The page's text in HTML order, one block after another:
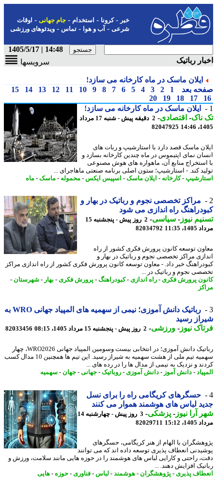
-کرونا-استخدام- جام جهانی-اوقات
شرعی-آب و هوا-تماس-ویدئوهای ورزشی
14:48 | 1405/5/17
رباتیک
سرویسها
ایلان ماسک در ماه کارخانه می سازد!
بعد
1
2
3
4
5
6
7
8
9
10
11
12
13
14
15
17
18
19
20
ایلان ماسک در ماه کارخانه می سازد!
-اقتصادی-
2 دقیقه پیش - شنبه 17 مرداد
82047925
ماسک قصد دارد با استارشیپ و ربات های
نمای اپتیموس در ماه چندین کارخانه بسازد و
منابع آن، ماهواره های هوش مصنوعی
کند. - استارشیپ؛ ستون اصلی برنامه صنعتی ماهاجرای ...
-کارخانه -ایلان ماسک-اسپیس ایکس-محموله-ماسک-ماه
مراکز تخصصی نجوم و رباتیک در بهار و
راه اندازی می شود
نیوز-سیاسی-
2 روز پیش - پنجشنبه 15
11:35
82034792
توسعه کانون پرورش فکری کشور از راه
مراکز تخصصی نجوم و رباتیک در بهار و
خبر داد. - معاون توسعه کانون پرورش فکری کشور از راه اندازی مراکز
نجوم و رباتیک در ...
پرورش فکری- راه اندازی- کبودراهنگ -پرورش فکری- بهار-شهرستان-
رباتیک دانش آموزی؛ نیمی از سهمیه های المپیاد جهانی WRO به
رسید
نیوز-ورزشی-2 روز پیش - پنجشنبه 15 مرداد 1405، 08:15 82033456
رباتیک دانش آموزی؛ در انتخابی بیست وسومین المپیاد جهانی WRO2026، چهار
سهمیه تیم ملی از هشت سهمیه به شیراز رسید. این تیم ها همچنین 10 مدال کسب
و نزدیک به نیمی از مدال ها را در رده های ...
-دانش آموز -دانش آموزی- روباتیک-جهانی-جهان-سهمیه
حسگرهای کریگامی راه را برای نسل
لباس های هوشمند هموار می کنند
آرا نیوز-پزشکی-
3 روز پیش - چهارشنبه 14
15:12
82029711
با الهام از هنر کریگامی، حسگرهای
انعطاف پذیری توسعه داده اند که می توانند
راحتی و کارایی لباس های هوشمند را در حوزه هایی مانند سلامت، ورزش و
افزایش دهند. ...
پذیری- پژوهشگران- هوشمند-لباس-فناوری- حوزه-هایی